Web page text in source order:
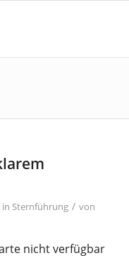
in Sternführung / von
nicht verfügbar